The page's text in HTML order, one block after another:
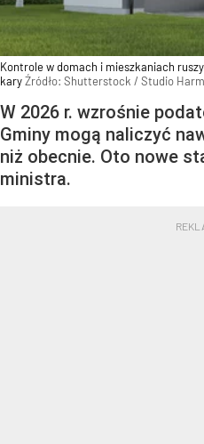
Kontrole w domach i mieszkaniach
karyŹródło: Shutterstock / Studio
W 2026 r. wzrośnie
Gminy mogą naliczyć
niż obecnie. Oto nowe
ministra.